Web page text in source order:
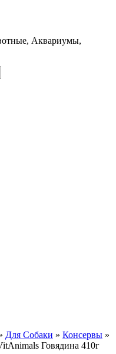
Аквариумы,
Для Собаки » Консервы »
Говядина 410г